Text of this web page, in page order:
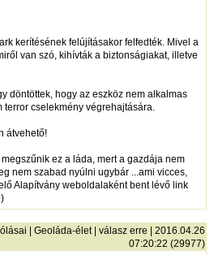
kerítésének felújításakor felfedték. Mivel a
van szó, kihívták a biztonságiakat, illetve
döntöttek, hogy az eszköz nem alkalmas
terror cselekmény végrehajtására.
átvehető!
ez a láda, mert a gazdája nem
nem szabad nyúlni ugybár ...ami vicces,
Alapítvány weboldalaként bent lévő link
|Geoláda-élet|válasz erre | 2016.04.26
07:20:22 (29977)